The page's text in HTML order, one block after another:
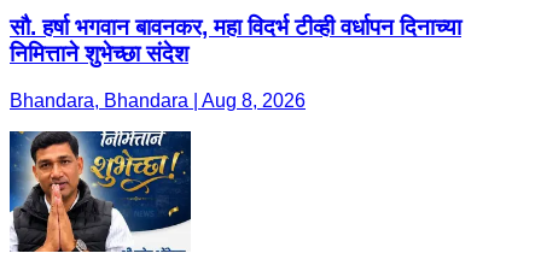
सौ. हर्षा भगवान बावनकर, महा विदर्भ टीव्ही वर्धापन दिनाच्या
निमित्ताने शुभेच्छा संदेश
Bhandara, Bhandara | Aug 8, 2026